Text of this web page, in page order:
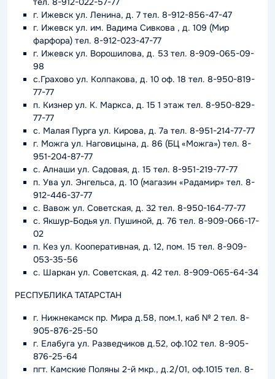
г. Ижевск ул. Ленина, д. 7 тел. 8-912-856-47-47
г. Ижевск ул. им. Вадима Сивкова , д. 109 (Мир
фарфора) тел. 8-912-023-47-77
г. Ижевск ул. Ворошилова, д. 53 тел. 8-909-065-09-
98
с.Грахово ул. Колпакова, д. 10 оф. 18 тел. 8-950-819-
77-77
п. Кизнер ул. К. Маркса, д. 15 1 этаж тел. 8-950-829-
77-77
с. Малая Пурга ул. Кирова, д. 7а тел. 8-951-214-77-77
г. Можга ул. Наговицына, д. 86 (БЦ «Можга») тел. 8-
951-204-87-77
с. Алнаши ул. Садовая, д. 15 тел. 8-951-219-77-77
п. Ува ул. Энгельса, д. 10 (магазин «Радамир» тел. 8-
912-446-37-77
с. Вавож ул. Советская, д. 32 тел. 8-950-164-77-77
с. Якшур-Бодья ул. Пушиной, д. 76 тел. 8-909-066-17-
02
п. Кез ул. Кооперативная, д. 12, пом. 15 тел. 8-909-
053-35-56
с. Шаркан ул. Советская, д. 42 тел. 8-909-065-64-34
РЕСПУБЛИКА ТАТАРСТАН
г. Нижнекамск пр. Мира д.58, пом.1, каб № 2 тел. 8-
905-876-25-50
г. Елабуга ул. Разведчиков д.52, оф.102 тел. 8-905-
876-25-64
пгт. Камские Поляны 2-й мкр., д.2/01, оф.1015 тел. 8-